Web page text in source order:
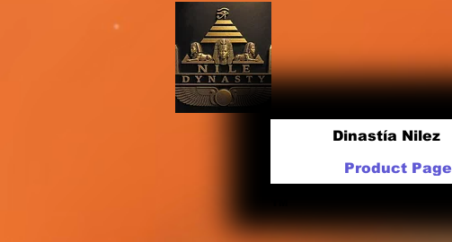
Dinastía Nilez
Product Page